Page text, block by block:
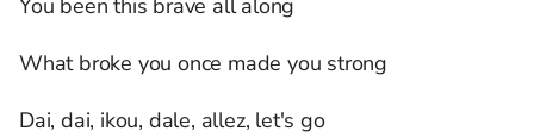
You been this brave all along
What broke you once made you strong
Dai, dai, ikou, dale, allez, let's go